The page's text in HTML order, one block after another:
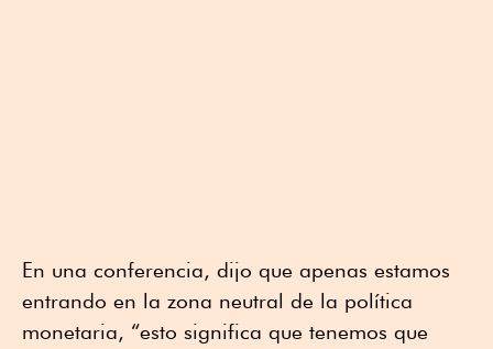
En una conferencia, dijo que apenas estamos
entrando en la zona neutral de la política
monetaria, “esto significa que tenemos que